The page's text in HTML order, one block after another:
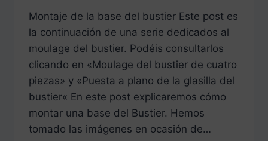
Montaje de la base del bustier Este post es
la continuación de una serie dedicados al
moulage del bustier. Podéis consultarlos
clicando en «Moulage del bustier de cuatro
piezas» y «Puesta a plano de la glasilla del
bustier« En este post explicaremos cómo
montar una base del Bustier. Hemos
tomado las imágenes en ocasión de…